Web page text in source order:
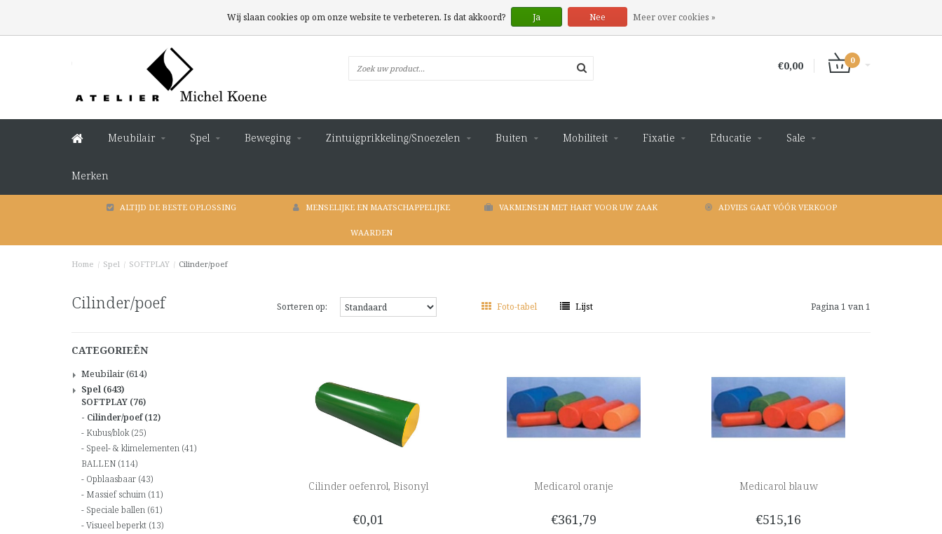
€0,00 0
Meubilair Spel Beweging Zintuigprikkeling/Snoezelen Buiten Mobiliteit Fixatie Educatie Sale
Merken
ALTIJD DE BESTE OPLOSSING MENSELIJKE EN MAATSCHAPPELIJKE
WAARDEN
VAKMENSEN MET HART VOOR UW ZAAK ADVIES GAAT VÓÓR VERKOOP
Home / Spel / SOFTPLAY / Cilinder/poef
Cilinder/poef Sorteren op: Foto-tabel Lijst Pagina 1 van 1
CATEGORIEËN
Meubilair(614)
Spel (643)
SOFTPLAY (76)
Cilinder/poef(12)
Kubus/blok(25)
Speel- & klimelementen (41)
BALLEN (114)
Opblaasbaar (43)
Massief schuim (11)
Speciale ballen (61)
Visueel beperkt (13)
Cilinder oefenrol, Bisonyl
€0,01
Medicarol oranje
€361,79
Medicarol blauw
€515,16
Wij slaan cookies op om onze website te verbeteren. Is dat akkoord? Ja Nee Meer over cookies »